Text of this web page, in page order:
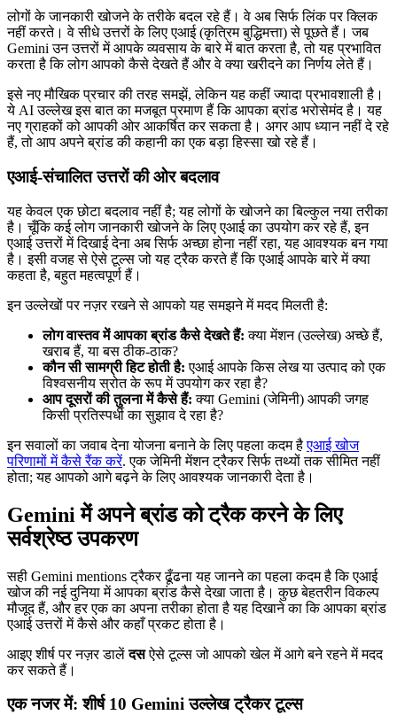
लोगों के जानकारी खोजने के तरीके बदल रहे हैं। वे अब सिर्फ लिंक पर क्लिक
नहीं करते। वे सीधे उत्तरों के लिए एआई (कृत्रिम बुद्धिमत्ता) से पूछते हैं। जब
Gemini उन उत्तरों में आपके व्यवसाय के बारे में बात करता है, तो यह प्रभावित
करता है कि लोग आपको कैसे देखते हैं और वे क्या खरीदने का निर्णय लेते हैं।
इसे नए मौखिक प्रचार की तरह समझें, लेकिन यह कहीं ज्यादा प्रभावशाली है।
ये AI उल्लेख इस बात का मजबूत प्रमाण हैं कि आपका ब्रांड भरोसेमंद है। यह
नए ग्राहकों को आपकी ओर आकर्षित कर सकता है। अगर आप ध्यान नहीं दे रहे
हैं, तो आप अपने ब्रांड की कहानी का एक बड़ा हिस्सा खो रहे हैं।
एआई-संचालित उत्तरों की ओर बदलाव
यह केवल एक छोटा बदलाव नहीं है; यह लोगों के खोजने का बिल्कुल नया तरीका
है। चूँकि कई लोग जानकारी खोजने के लिए एआई का उपयोग कर रहे हैं, इन
एआई उत्तरों में दिखाई देना अब सिर्फ अच्छा होना नहीं रहा, यह आवश्यक बन गया
है। इसी वजह से ऐसे टूल्स जो यह ट्रैक करते हैं कि एआई आपके बारे में क्या
कहता है, बहुत महत्वपूर्ण हैं।
इन उल्लेखों पर नज़र रखने से आपको यह समझने में मदद मिलती है:
लोग वास्तव में आपका ब्रांड कैसे देखते हैं: क्या मेंशन (उल्लेख) अच्छे हैं,
खराब हैं, या बस ठीक-ठाक?
कौन सी सामग्री हिट होती है: एआई आपके किस लेख या उत्पाद को एक
विश्वसनीय स्रोत के रूप में उपयोग कर रहा है?
आप दूसरों की तुलना में कैसे हैं: क्या Gemini (जेमिनी) आपकी जगह
किसी प्रतिस्पर्धी का सुझाव दे रहा है?
इन सवालों का जवाब देना योजना बनाने के लिए पहला कदम हैएआई खोज
परिणामों में कैसे रैंक करें. एक जेमिनी मेंशन ट्रैकर सिर्फ तथ्यों तक सीमित नहीं
होता; यह आपको आगे बढ़ने के लिए आवश्यक जानकारी देता है।
Gemini में अपने ब्रांड को ट्रैक करने के लिए
सर्वश्रेष्ठ उपकरण
सही Gemini mentions ट्रैकर ढूँढना यह जानने का पहला कदम है कि एआई
खोज की नई दुनिया में आपका ब्रांड कैसे देखा जाता है। कुछ बेहतरीन विकल्प
मौजूद हैं, और हर एक का अपना तरीका होता है यह दिखाने का कि आपका ब्रांड
एआई उत्तरों में कैसे और कहाँ प्रकट होता है।
आइए शीर्ष पर नज़र डालेंदसऐसे टूल्स जो आपको खेल में आगे बने रहने में मदद
कर सकते हैं।
एक नजर में: शीर्ष 10 Gemini उल्लेख ट्रैकर टूल्स